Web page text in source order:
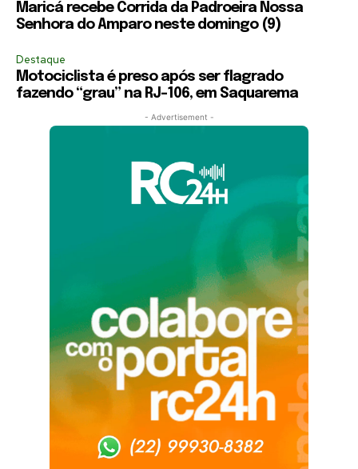
Maricá recebe Corrida da Padroeira Nossa
Senhora do Amparo neste domingo (9)
Destaque
Motociclista é preso após ser flagrado
fazendo “grau” na RJ-106, em Saquarema
- Advertisement -